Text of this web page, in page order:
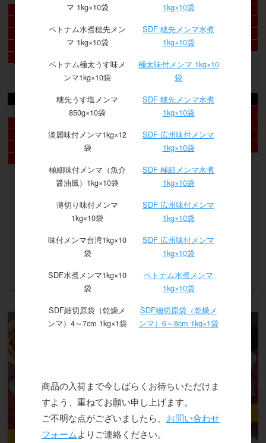
4 6
17 18 20 21
25 27
2026年9月
月 火 木 金
1 3
14 15 17 18
24
マ 1kg×10袋
1kg×10袋
ベトナム水煮穂先メン
マ 1kg×10袋
SDF 穂先メンマ水煮
1kg×10袋
ベトナム極太うす味メ
ンマ1kg×10袋
極太味付メンマ 1kg×10
袋
穂先うす塩メンマ
850g×10袋
SDF 穂先メンマ水煮
1kg×10袋
淡麗味付メンマ1kg×12
袋
SDF 広州味付メンマ
1kg×10袋
極細味付メンマ（魚介
醤油風）1kg×10袋
SDF 極細メンマ水煮
1kg×10袋
薄切り味付メンマ
1kg×10袋
SDF 広州味付メンマ
1kg×10袋
味付メンマ台湾1kg×10
袋
SDF 広州味付メンマ
1kg×10袋
SDF水煮メンマ1kg×10
袋
ベトナム水煮メンマ
1kg×10袋
SDF細切原袋（乾燥メ
ンマ）4～7cm 1kg×1袋
SDF細切原袋（乾燥メ
ンマ）6～8cm 1kg×1袋
商品の入荷まで今しばらくお待ちいただけま
すよう、重ねてお願い申し上げます。
ご不明な点がございましたら、 お問い合わせ
フォームよりご連絡ください。